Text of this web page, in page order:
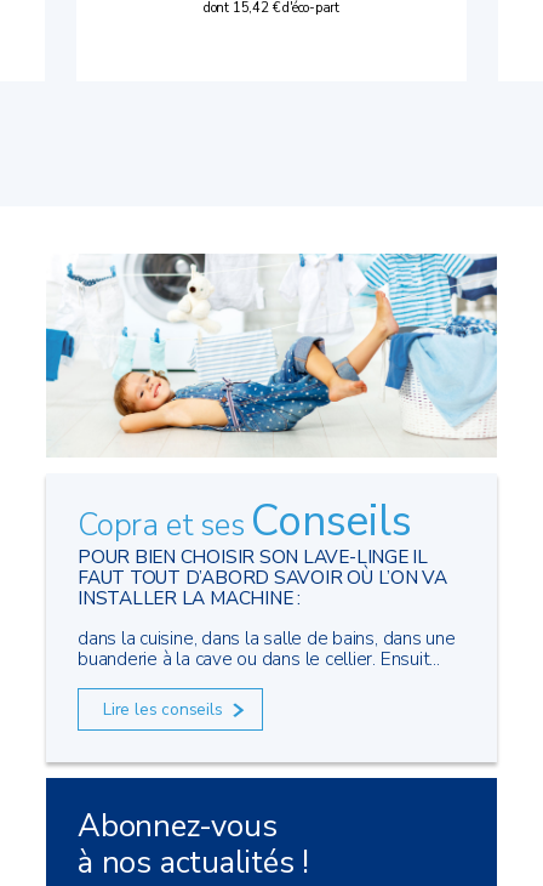
dont 15,42 € d'éco-part
Copra et ses Conseils
POUR BIEN CHOISIR SON LAVE-LINGE IL
FAUT TOUT D’ABORD SAVOIR OÙ L’ON VA
INSTALLER LA MACHINE :
dans la cuisine, dans la salle de bains, dans une
buanderie à la cave ou dans le cellier. Ensuit...
Lire les conseils
Abonnez-vous
à nos actualités !